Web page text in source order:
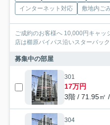
インターネット対応
敷地内ご
ご成約のお客様へ 10,000円キャッ
店は櫛原バイパス沿いスターバッ
募集中の部屋
301
17万円
3階 / 71.95㎡
304